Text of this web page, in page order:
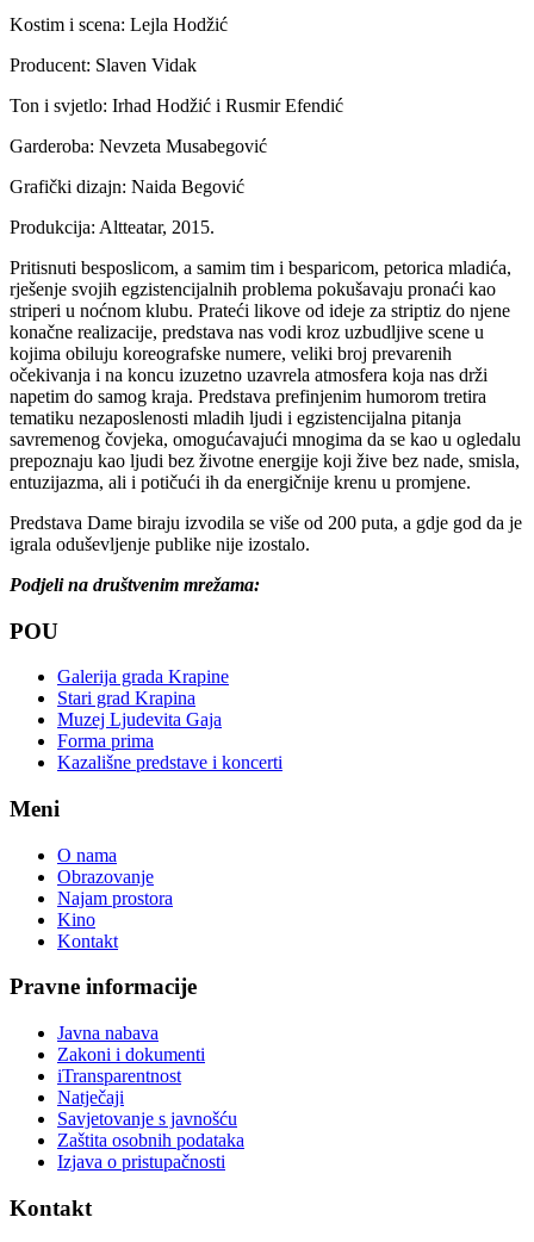
Kostim i scena: Lejla Hodžić
Producent: Slaven Vidak
Ton i svjetlo: Irhad Hodžić i Rusmir Efendić
Garderoba: Nevzeta Musabegović
Grafički dizajn: Naida Begović
Produkcija: Altteatar, 2015.
Pritisnuti besposlicom, a samim tim i besparicom, petorica mladića,
rješenje svojih egzistencijalnih problema pokušavaju pronaći kao
striperi u noćnom klubu. Prateći likove od ideje za striptiz do njene
konačne realizacije, predstava nas vodi kroz uzbudljive scene u
kojima obiluju koreografske numere, veliki broj prevarenih
očekivanja i na koncu izuzetno uzavrela atmosfera koja nas drži
napetim do samog kraja. Predstava prefinjenim humorom tretira
tematiku nezaposlenosti mladih ljudi i egzistencijalna pitanja
savremenog čovjeka, omogućavajući mnogima da se kao u ogledalu
prepoznaju kao ljudi bez životne energije koji žive bez nade, smisla,
entuzijazma, ali i potičući ih da energičnije krenu u promjene.
Predstava Dame biraju izvodila se više od 200 puta, a gdje god da je
igrala oduševljenje publike nije izostalo.
Podjeli na društvenim mrežama:
POU
Galerija grada Krapine
Stari grad Krapina
Muzej Ljudevita Gaja
Forma prima
Kazališne predstave i koncerti
Meni
O nama
Obrazovanje
Najam prostora
Kino
Kontakt
Pravne informacije
Javna nabava
Zakoni i dokumenti
iTransparentnost
Natječaji
Savjetovanje s javnošću
Zaštita osobnih podataka
Izjava o pristupačnosti
Kontakt